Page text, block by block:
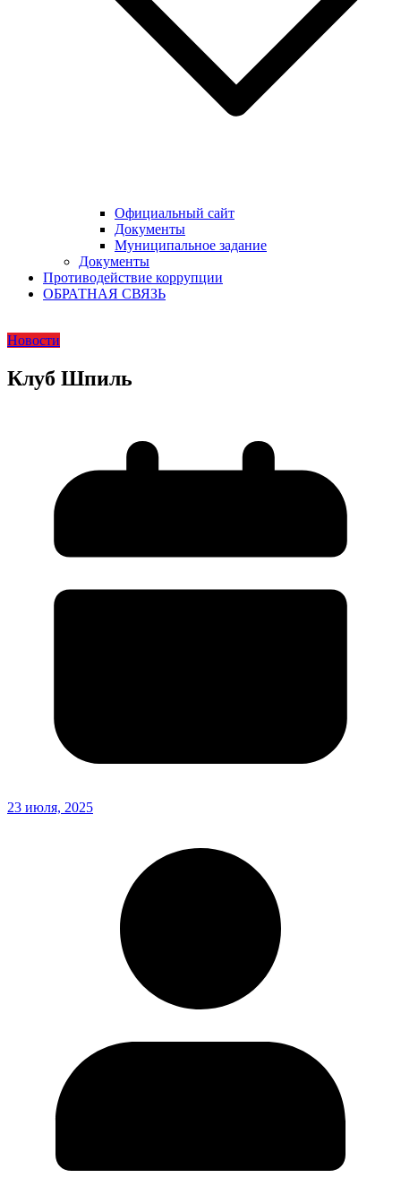
Официальный сайт
Документы
Муниципальное задание
Документы
Противодействие коррупции
ОБРАТНАЯ СВЯЗЬ
Новости
Клуб Шпиль
23 июля, 2025